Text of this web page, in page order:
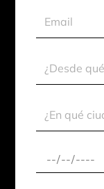
Contacto
Evento
Fecha
aproximada